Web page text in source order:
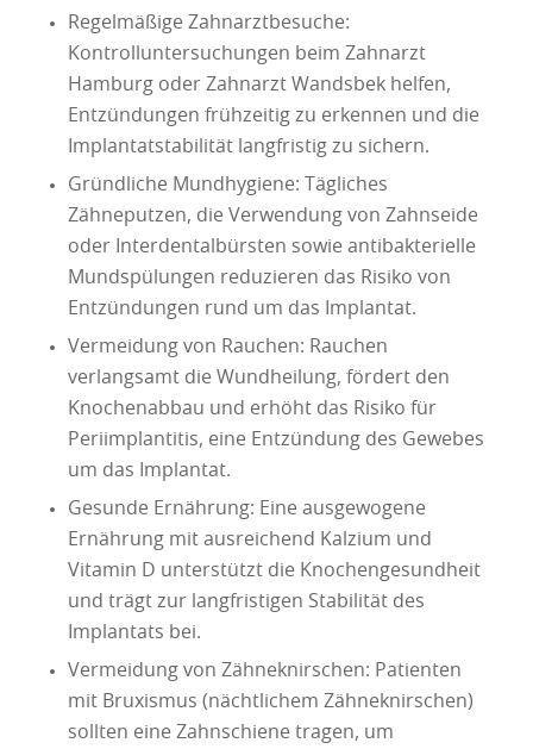
Regelmäßige Zahnarztbesuche:
Kontrolluntersuchungen beim Zahnarzt
Hamburg oder Zahnarzt Wandsbek helfen,
Entzündungen frühzeitig zu erkennen und die
Implantatstabilität langfristig zu sichern.
Gründliche Mundhygiene: Tägliches
Zähneputzen, die Verwendung von Zahnseide
oder Interdentalbürsten sowie antibakterielle
Mundspülungen reduzieren das Risiko von
Entzündungen rund um das Implantat.
Vermeidung von Rauchen: Rauchen
verlangsamt die Wundheilung, fördert den
Knochenabbau und erhöht das Risiko für
Periimplantitis, eine Entzündung des Gewebes
um das Implantat.
Gesunde Ernährung: Eine ausgewogene
Ernährung mit ausreichend Kalzium und
Vitamin D unterstützt die Knochengesundheit
und trägt zur langfristigen Stabilität des
Implantats bei.
Vermeidung von Zähneknirschen: Patienten
mit Bruxismus (nächtlichem Zähneknirschen)
sollten eine Zahnschiene tragen, um